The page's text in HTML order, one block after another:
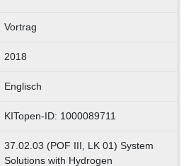
Vortrag
2018
Englisch
KITopen-ID: 1000089711
37.02.03 (POF III, LK 01) System
Solutions with Hydrogen